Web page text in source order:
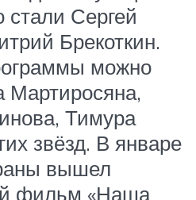
стали Сергей
Брекоткин.
можно
Мартиросяна,
Тимура
звёзд. В январе
вышел
фильм «Наша